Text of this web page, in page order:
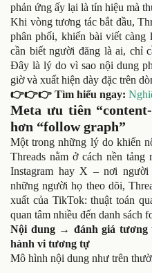
phản ứng ấy lại là tín hiệu mà
Khi vòng tương tác bắt đầu,
phân phối, khiến bài viết càng
cần biết người đăng là ai, chỉ
Đây là lý do vì sao nội dung
giờ và xuất hiện dày đặc trên
👉👉👉 Tìm hiểu ngay:
Meta ưu tiên
hơn “follow graph”
Một trong những lý do khiến
Threads nằm ở cách nền
Instagram hay X – nơi
những người họ theo dõi,
xuất của TikTok: thuật toán
quan tâm nhiều đến danh sách
Nội dung → đánh giá tương
hành vi tương tự
Mô hình nội dung như trên